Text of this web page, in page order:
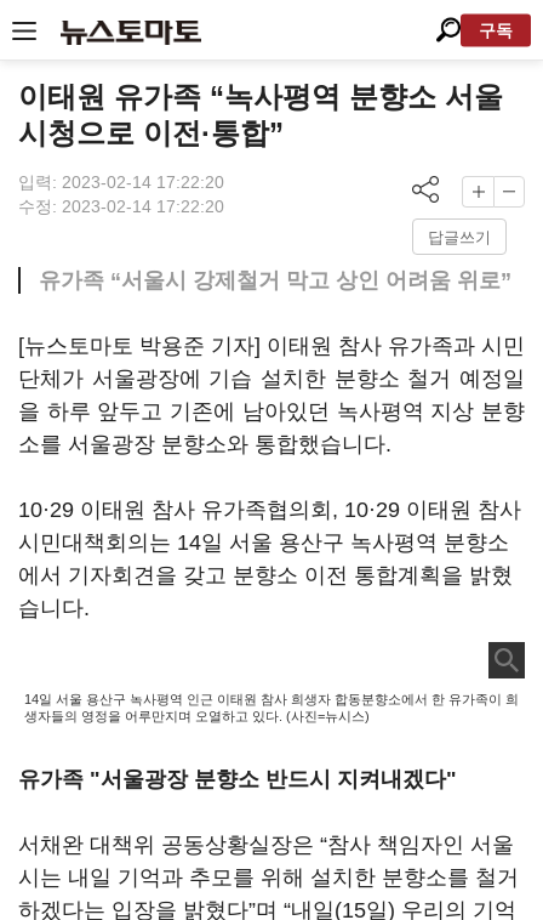
구독
이태원 유가족 “녹사평역 분향소 서울
시청으로 이전·통합”
입력: 2023-02-14 17:22:20
수정: 2023-02-14 17:22:20
답글쓰기
유가족 “서울시 강제철거 막고 상인 어려움 위로”
[뉴스토마토 박용준 기자] 이태원 참사 유가족과 시민
단체가 서울광장에 기습 설치한 분향소 철거 예정일
을 하루 앞두고 기존에 남아있던 녹사평역 지상 분향
소를 서울광장 분향소와 통합했습니다.
10·29 이태원 참사 유가족협의회, 10·29 이태원 참사
시민대책회의는 14일 서울 용산구 녹사평역 분향소
에서 기자회견을 갖고 분향소 이전 통합계획을 밝혔
습니다.
14일 서울 용산구 녹사평역 인근 이태원 참사 희생자 합동분향소에서 한 유가족이 희
생자들의 영정을 어루만지며 오열하고 있다. (사진=뉴시스)
유가족 "서울광장 분향소 반드시 지켜내겠다"
서채완 대책위 공동상황실장은 “참사 책임자인 서울
시는 내일 기억과 추모를 위해 설치한 분향소를 철거
하겠다는 입장을 밝혔다”며 “내일(15일) 우리의 기억